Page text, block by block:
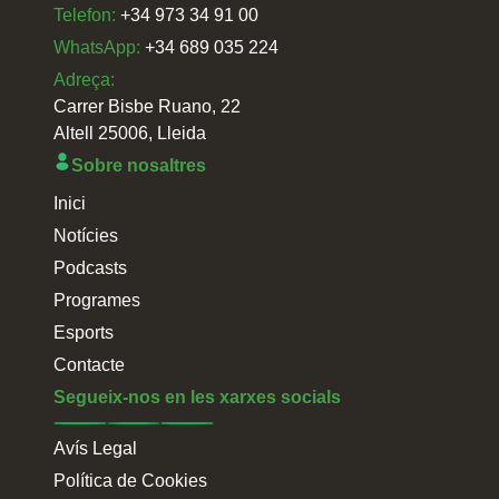
Telefon: +34 973 34 91 00
WhatsApp: +34 689 035 224
Adreça:
Carrer Bisbe Ruano, 22
Altell 25006, Lleida
Sobre nosaltres
Inici
Notícies
Podcasts
Programes
Esports
Contacte
Segueix-nos en les xarxes socials
Avís Legal
Política de Cookies